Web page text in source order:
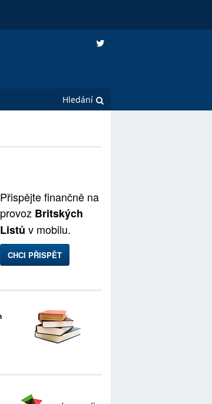
Přispějte finančně na
provoz Britských
Listů v mobilu.
CHCI PŘISPĚT